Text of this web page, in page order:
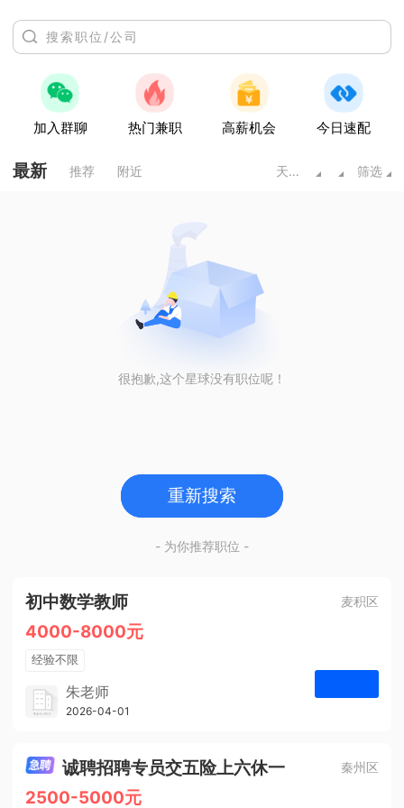
加入群聊 热门兼职 高薪机会 今日速配
最新 推荐 附近 天水甘肃 筛选
很抱歉,这个星球没有职位呢！
重新搜索
- 为你推荐职位 -
初中数学教师 麦积区
4000-8000元
经验不限
学历不限
1人
朱老师
博学启智教育
2026-04-01
诚聘招聘专员交五险上六休一 秦州区
2500-5000元